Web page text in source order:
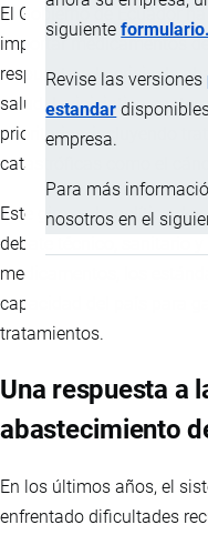
siguienteformulario.
Revise las versiones
estandar
empresa.
Para más
nosotros en el
El Gobierno de Ecuador
importar medicamentos
respuesta a la crisis de
salud. La iniciativa
prioritarios, incluyendo
catastróficas como el
Este giro en la política de
debate técnico, sanitario y
medicamentos, los
capacidad del país para
tratamientos.
Una respuesta a
abastecimiento
En los últimos años, el
enfrentado dificultades